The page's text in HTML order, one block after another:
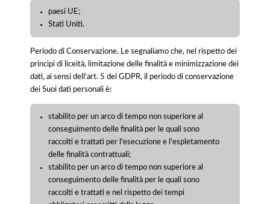
paesi UE;
Stati Uniti.
Periodo di Conservazione. Le segnaliamo che, nel rispetto dei
principi di liceità, limitazione delle finalità e minimizzazione dei
dati, ai sensi dell’art. 5 del GDPR, il periodo di conservazione
dei Suoi dati personali è:
stabilito per un arco di tempo non superiore al
conseguimento delle finalità per le quali sono
raccolti e trattati per l'esecuzione e l'espletamento
delle finalità contrattuali;
stabilito per un arco di tempo non superiore al
conseguimento delle finalità per le quali sono
raccolti e trattati e nel rispetto dei tempi